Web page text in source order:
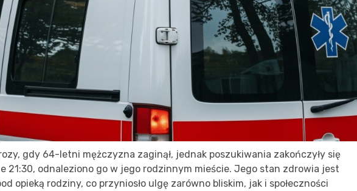
gdy 64-letni mężczyzna zaginął, jednak poszukiwania zakończyły się
21:30, odnaleziono go w jego rodzinnym mieście. Jego stan zdrowia jest
opieką rodziny, co przyniosło ulgę zarówno bliskim, jak i społeczności